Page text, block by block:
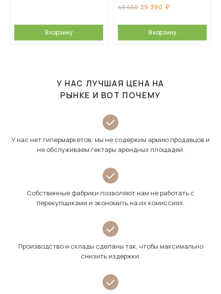
В корзину
46 650 29 390
В корзину
У НАС ЛУЧШАЯ ЦЕНА НА
РЫНКЕ И ВОТ ПОЧЕМУ
У нас нет гипермаркетов: мы не содержим армию продавцов и
не обслуживаем гектары арендных площадей.
Собственные фабрики позволяют нам не работать с
перекупщиками и экономить на их комиссиях.
Производство и склады сделаны так, чтобы максимально
снизить издержки.